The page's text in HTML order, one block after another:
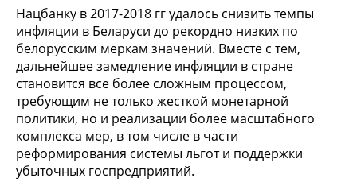
Нацбанку в 2017-2018 гг удалось снизить темпы
инфляции в Беларуси до рекордно низких по
белорусским меркам значений. Вместе с тем,
дальнейшее замедление инфляции в стране
становится все более сложным процессом,
требующим не только жесткой монетарной
политики, но и реализации более масштабного
комплекса мер, в том числе в части
реформирования системы льгот и поддержки
убыточных госпредприятий.